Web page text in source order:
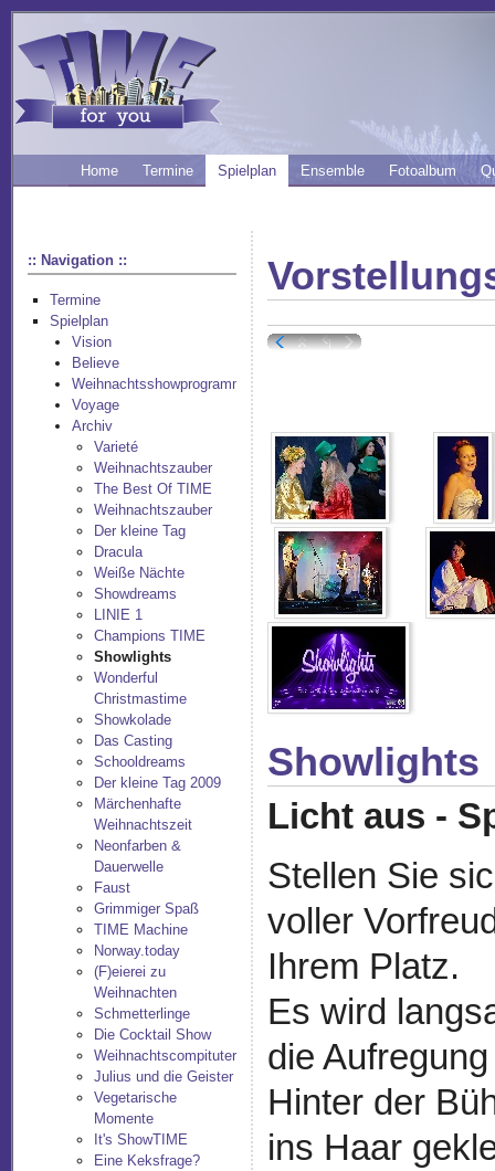
Home Termine Spielplan Ensemble Fotoalbum
:: Navigation ::
Termine
Spielplan
Vision
Believe
Weihnachtsshowprogramm
Voyage
Archiv
Varieté
Weihnachtszauber
The Best Of TIME
Weihnachtszauber
Der kleine Tag
Dracula
Weiße Nächte
Showdreams
LINIE 1
Champions TIME
Showlights
Wonderful
Christmastime
Showkolade
Das Casting
Schooldreams
Der kleine Tag 2009
Märchenhafte
Weihnachtszeit
Neonfarben &
Dauerwelle
Faust
Grimmiger Spaß
TIME Machine
Norway.today
(F)eierei zu
Weihnachten
Schmetterlinge
Die Cocktail Show
Weihnachtscompituter
Julius und die Geister
Vegetarische
Momente
It's ShowTIME
Eine Keksfrage?
Showlights
Licht aus -
Stellen Sie
voller
Ihrem Platz.
Es wird
die
Hinter der
ins Haar